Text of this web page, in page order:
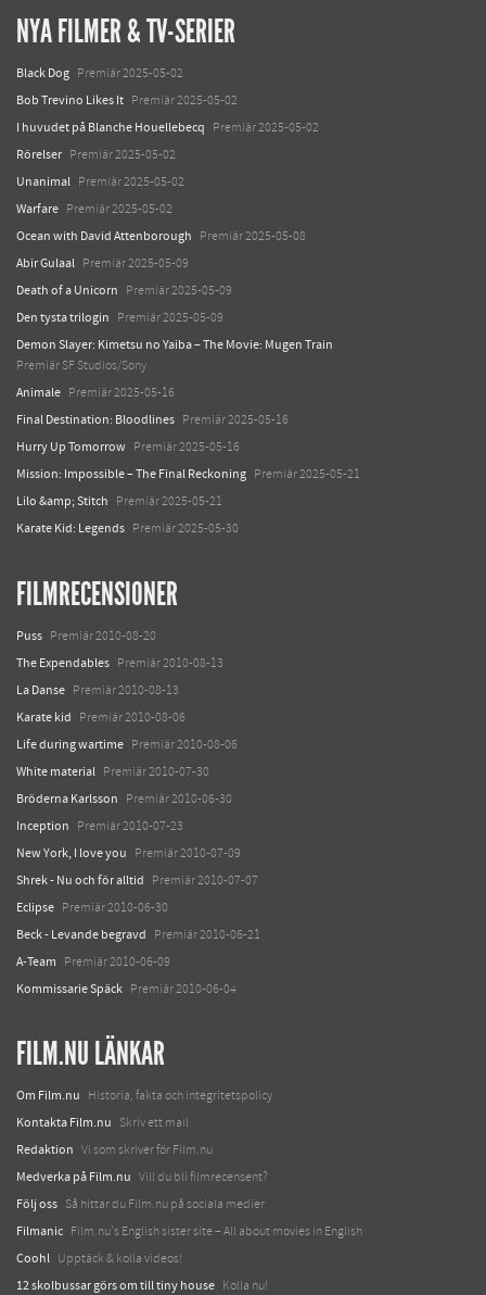
NYA FILMER & TV-SERIER
Black Dog Premiär 2025-05-02
Bob Trevino Likes It Premiär 2025-05-02
I huvudet på Blanche Houellebecq Premiär 2025-05-02
Rörelser Premiär 2025-05-02
Unanimal Premiär 2025-05-02
Warfare Premiär 2025-05-02
Ocean with David Attenborough Premiär 2025-05-08
Abir Gulaal Premiär 2025-05-09
Death of a Unicorn Premiär 2025-05-09
Den tysta trilogin Premiär 2025-05-09
Demon Slayer: Kimetsu no Yaiba – The Movie: Mugen Train
Premiär SF Studios/Sony
Animale Premiär 2025-05-16
Final Destination: Bloodlines Premiär 2025-05-16
Hurry Up Tomorrow Premiär 2025-05-16
Mission: Impossible – The Final Reckoning Premiär 2025-05-21
Lilo &amp; Stitch Premiär 2025-05-21
Karate Kid: Legends Premiär 2025-05-30
FILMRECENSIONER
Puss Premiär 2010-08-20
The Expendables Premiär 2010-08-13
La Danse Premiär 2010-08-13
Karate kid Premiär 2010-08-06
Life during wartime Premiär 2010-08-06
White material Premiär 2010-07-30
Bröderna Karlsson Premiär 2010-06-30
Inception Premiär 2010-07-23
New York, I love you Premiär 2010-07-09
Shrek - Nu och för alltid Premiär 2010-07-07
Eclipse Premiär 2010-06-30
Beck - Levande begravd Premiär 2010-06-21
A-Team Premiär 2010-06-09
Kommissarie Späck Premiär 2010-06-04
FILM.NU LÄNKAR
Om Film.nu Historia, fakta och integritetspolicy
Kontakta Film.nu Skriv ett mail
Redaktion Vi som skriver för Film.nu
Medverka på Film.nu Vill du bli filmrecensent?
Följ oss Så hittar du Film.nu på sociala medier
Filmanic Film.nu's English sister site – All about movies in English
Coohl Upptäck & kolla videos!
12 skolbussar görs om till tiny house Kolla nu!